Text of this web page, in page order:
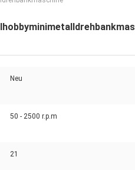
Neu
50 - 2500 r.p.m
21